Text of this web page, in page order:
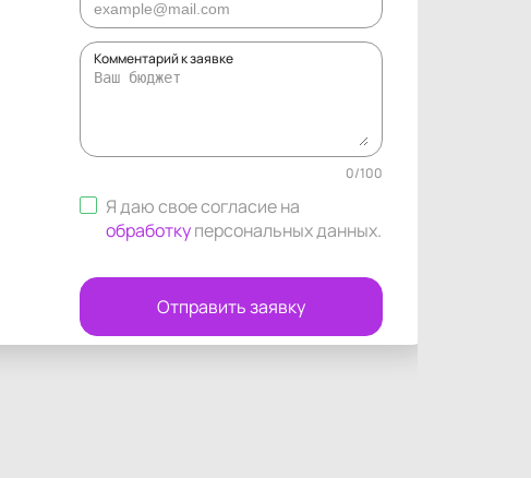
Комментарий к заявке
0/100
Я даю свое согласие на
обработкуперсональных данных.
Отправить заявку